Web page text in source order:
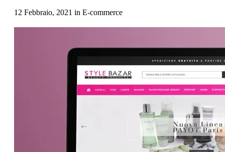
12 Febbraio, 2021 in E-commerce